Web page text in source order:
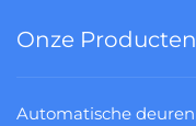
Onze Producten
Automatische deuren